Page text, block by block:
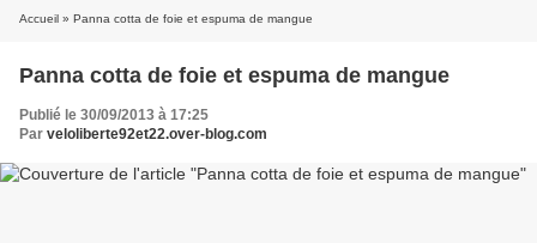
Accueil » Panna cotta de foie et espuma de mangue
Panna cotta de foie et espuma de mangue
Publié le 30/09/2013 à 17:25
Par veloliberte92et22.over-blog.com